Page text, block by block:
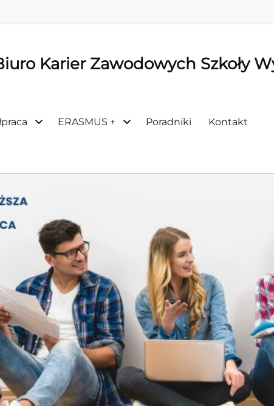
Karier Zawodowych Szkoły
ERASMUS + Poradniki Kontakt